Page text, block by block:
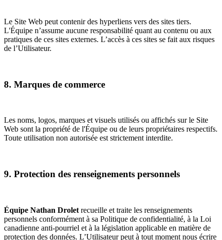
Le Site Web peut contenir des hyperliens vers des sites tiers.
L'Équipe n’assume aucune responsabilité quant au contenu ou aux
pratiques de ces sites externes. L’accès à ces sites se fait aux risques
de l’Utilisateur.
8. Marques de commerce
Les noms, logos, marques et visuels utilisés ou affichés sur le Site
Web sont la propriété de l'Équipe ou de leurs propriétaires respectifs.
Toute utilisation non autorisée est strictement interdite.
9. Protection des renseignements personnels
Équipe Nathan Drolet recueille et traite les renseignements
personnels conformément à sa Politique de confidentialité, à la Loi
canadienne anti-pourriel et à la législation applicable en matière de
protection des données. L’Utilisateur peut à tout moment nous écrire